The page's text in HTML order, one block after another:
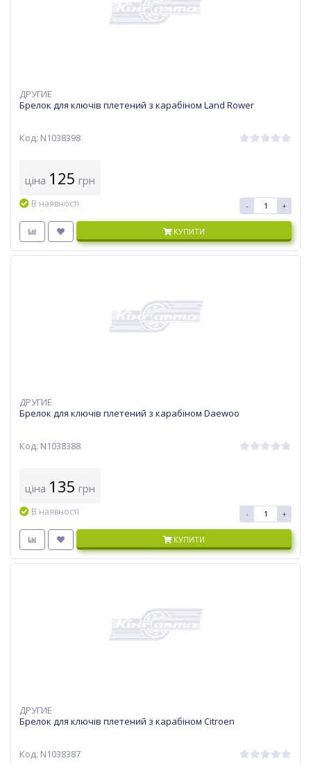
ДРУГИЕ
Брелок для ключів плетений з карабіном Land Rower
Код: N1038398
ціна 125 грн
В наявності - +
КУПИТИ
ДРУГИЕ
Брелок для ключів плетений з карабіном Daewoo
Код: N1038388
ціна 135 грн
В наявності - +
КУПИТИ
ДРУГИЕ
Брелок для ключів плетений з карабіном Citroen
Код: N1038387